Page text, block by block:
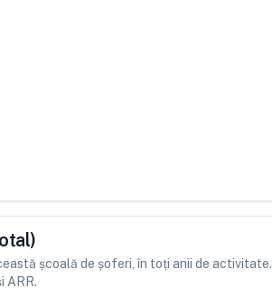
școală de șoferi, în toți anii de activitate.
ARR.